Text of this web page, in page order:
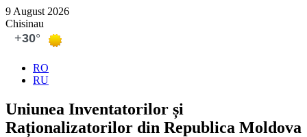
9 August 2026
Chisinau
RO
RU
Uniunea In­ventatorilor și
Raționalizatorilor din Re­publica Moldova